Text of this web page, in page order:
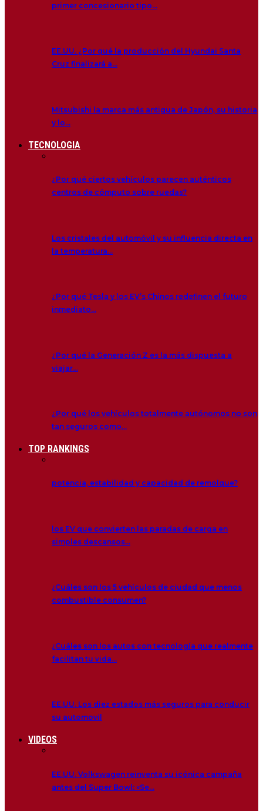
primer concesionario tipo…
EE.UU. ¿Por qué la producción del Hyundai Santa
Cruz finalizará a…
Mitsubishi la marca más antigua de Japón, su historia
y lo…
TECNOLOGIA
¿Por qué ciertos vehículos parecen auténticos
centros de cómputo sobre ruedas?
Los cristales del automóvil y su influencia directa en
la temperatura…
¿Por qué Tesla y los EV’s Chinos redefinen el futuro
inmediato…
¿Por qué la Generación Z es la más dispuesta a
viajar…
¿Por qué los vehículos totalmente autónomos no son
tan seguros como…
TOP RANKINGS
potencia, estabilidad y capacidad de remolque?
los EV que convierten las paradas de carga en
simples descansos…
¿Cuáles son los 5 vehículos de ciudad que menos
combustible consumen?
¿Cuáles son los autos con tecnología que realmente
facilitan tu vida…
EE.UU. Los diez estados más seguros para conducir
su automovil
VIDEOS
EE.UU. Volkswagen reinventa su icónica campaña
antes del Super Bowl: «Se…